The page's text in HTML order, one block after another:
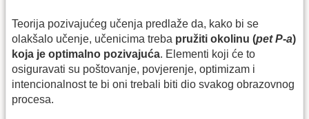
Teorija pozivajućeg učenja predlaže da, kako bi se
olakšalo učenje, učenicima treba pružiti okolinu (pet P-a)
koja je optimalno pozivajuća. Elementi koji će to
osiguravati su poštovanje, povjerenje, optimizam i
intencionalnost te bi oni trebali biti dio svakog obrazovnog
procesa.